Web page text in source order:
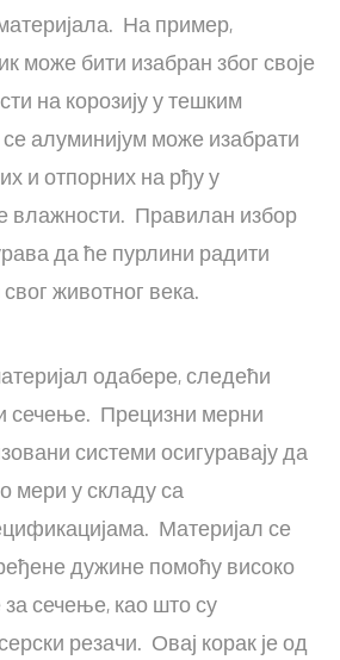
На пример,
може бити изабран због своје
на корозију у тешким
алуминијум може изабрати
и отпорних на рђу у
влажности. Правилан избор
да ће пурлини радити
животног века.
одабере, следећи
сечење. Прецизни мерни
системи осигуравају да
мери у складу са
Материјал се
дужине помоћу високо
сечење, као што су
резачи. Овај корак је од